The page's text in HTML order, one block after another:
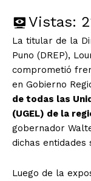
Vistas:
La titular de la
Puno (DREP),
comprometió
en Gobierno
de todas las
(UGEL) de la
gobernador
dichas entidades
Luego de la